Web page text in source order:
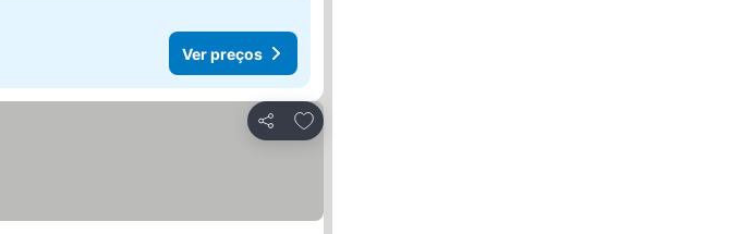
Ver preços
Partilhar
Adicionar aos favoritos